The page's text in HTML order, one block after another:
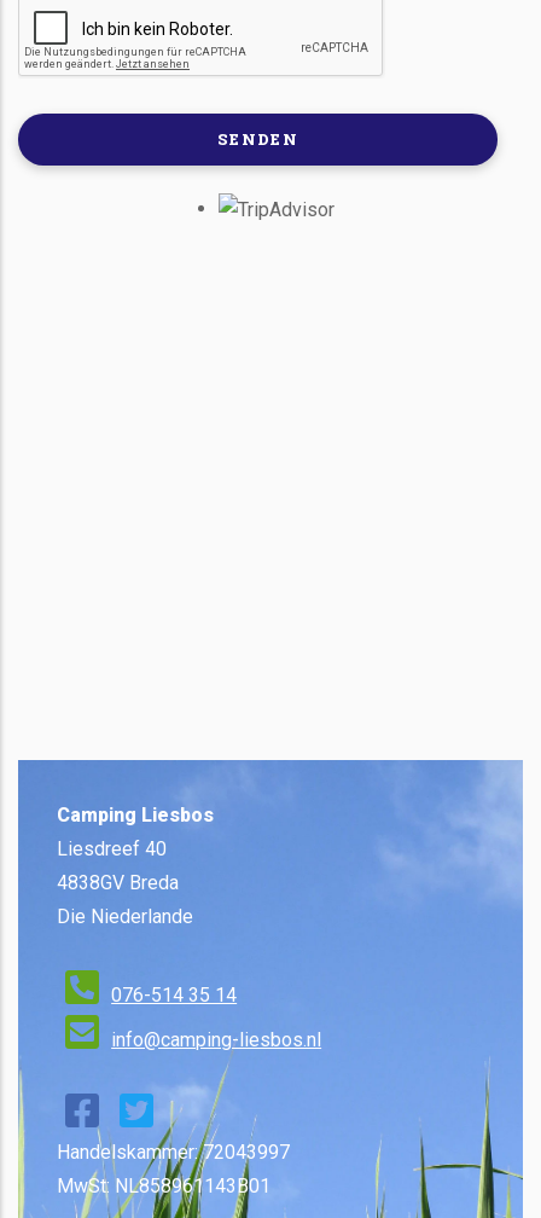
Camping Liesbos
Liesdreef 40
4838GV Breda
Die Niederlande
076-514 35 14
info@camping-liesbos.nl
Handelskammer: 72043997
MwSt: NL858961143B01